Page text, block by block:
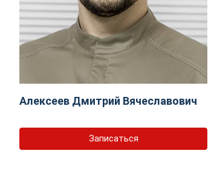
Алексеев Дмитрий Вячеславович
Записаться